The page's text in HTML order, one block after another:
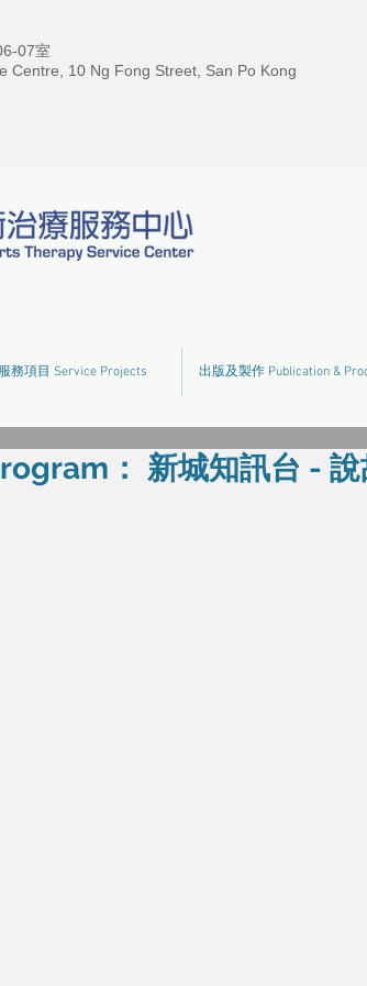
07室
Centre, 10 Ng Fong Street, San Po Kong
務項目 Service Projects 出版及製作 Publication &
： 新城知訊台 - 說